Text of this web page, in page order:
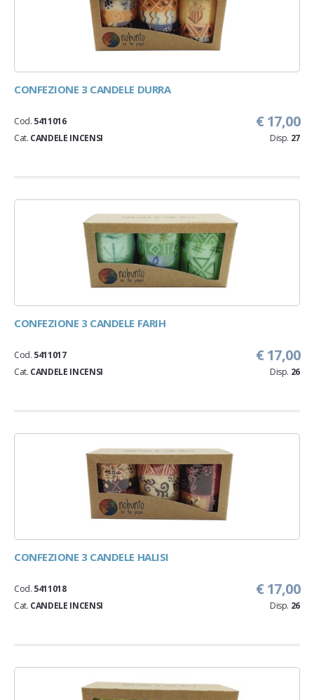
CONFEZIONE 3 CANDELE DURRA
€ 17,00
Cod. 5411016
Cat. CANDELE INCENSI Disp. 27
CONFEZIONE 3 CANDELE FARIH
€ 17,00
Cod. 5411017
Cat. CANDELE INCENSI Disp. 26
CONFEZIONE 3 CANDELE HALISI
€ 17,00
Cod. 5411018
Cat. CANDELE INCENSI Disp. 26